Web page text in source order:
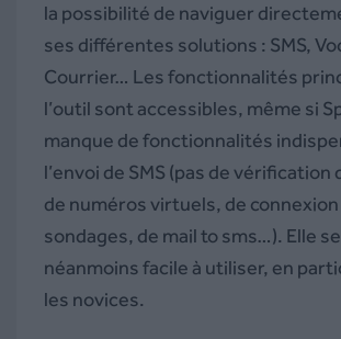
la possibilité de naviguer
ses différentes solutions : SMS,
Courrier… Les fonctionnalités
l’outil sont accessibles, même si
manque de fonctionnalités
l’envoi de SMS (pas de vérification
de numéros virtuels, de connexion
sondages, de mail to sms…). Elle
néanmoins facile à utiliser, en
les novices.